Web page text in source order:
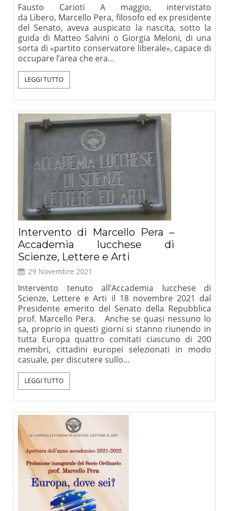
Fausto Carioti A maggio, intervistato
da Libero, Marcello Pera, filosofo ed ex presidente
del Senato, aveva auspicato la nascita, sotto la
guida di Matteo Salvini o Giorgia Meloni, di una
sorta di «partito conservatore liberale», capace di
occupare l’area che era…
LEGGI TUTTO
Intervento di Marcello Pera –
Accademia lucchese di
Scienze, Lettere e Arti
29 Novembre 2021
Intervento tenuto all’Accademia lucchese di
Scienze, Lettere e Arti il 18 novembre 2021 dal
Presidente emerito del Senato della Repubblica
prof. Marcello Pera. Anche se quasi nessuno lo
sa, proprio in questi giorni si stanno riunendo in
tutta Europa quattro comitati ciascuno di 200
membri, cittadini europei selezionati in modo
casuale, per discutere sullo…
LEGGI TUTTO